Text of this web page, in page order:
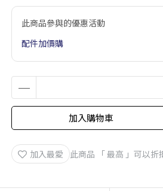
此商品參與的優惠活動
配件加價購
加入購物車
加入最愛 此商品 「 最高 」可以折